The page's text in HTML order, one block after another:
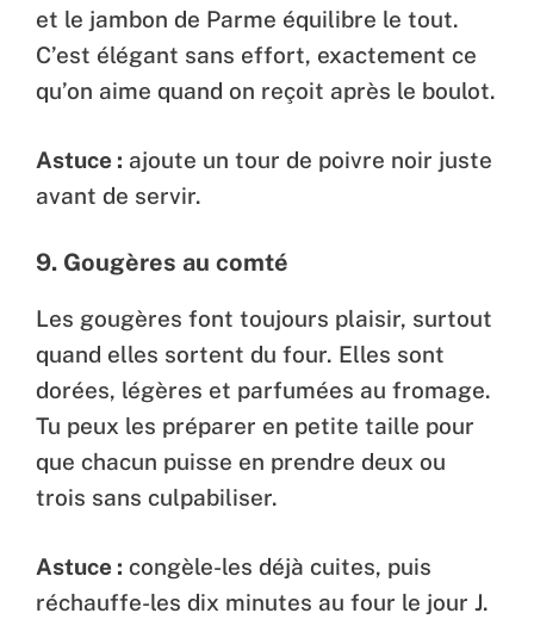
et le jambon de Parme équilibre le tout.
C’est élégant sans effort, exactement ce
qu’on aime quand on reçoit après le boulot.
Astuce : ajoute un tour de poivre noir juste
avant de servir.
9. Gougères au comté
Les gougères font toujours plaisir, surtout
quand elles sortent du four. Elles sont
dorées, légères et parfumées au fromage.
Tu peux les préparer en petite taille pour
que chacun puisse en prendre deux ou
trois sans culpabiliser.
Astuce : congèle-les déjà cuites, puis
réchauffe-les dix minutes au four le jour J.